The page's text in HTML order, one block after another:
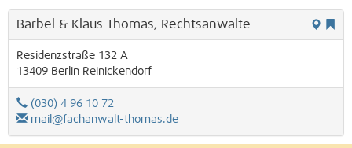
Bärbel & Klaus Thomas, Rechtsanwälte
Residenzstraße 132 A
13409 Berlin Reinickendorf
(030) 4 96 10 72
mail@fachanwalt-thomas.de